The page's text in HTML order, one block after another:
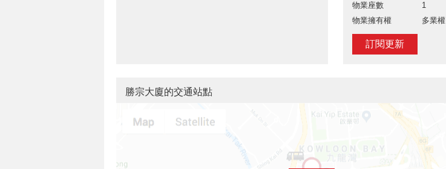
物業座數
1
物業擁有權
多業權
訂閱更新
勝宗大廈的交通站點